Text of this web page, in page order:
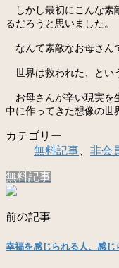
しかし最初にこんな素
るだろうと思いました。
なんて素敵なお母さん
世界は救われた、とい
お母さんが辛い現実を
中に作ってきた想像の世
カテゴリー
無料記事
非会
無料記事
前の記事
幸福を感じられる人、感じ